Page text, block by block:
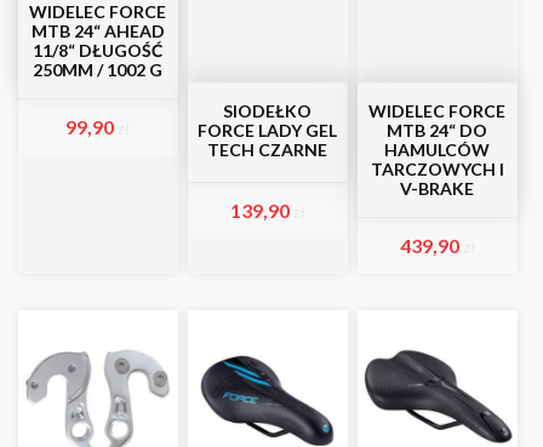
WIDELEC FORCE
MTB 24“ AHEAD
11/8“ DŁUGOŚĆ
250MM / 1002 G
99,90
SIODEŁKO
FORCE LADY GEL
TECH CZARNE
139,90
WIDELEC FORCE
MTB 24“ DO
HAMULCÓW
TARCZOWYCH I
V-BRAKE
439,90